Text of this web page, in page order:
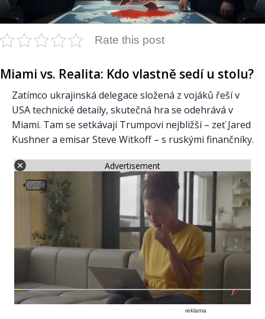
Rate this post
Miami vs. Realita: Kdo vlastně sedí u stolu?
Zatímco ukrajinská delegace složená z vojáků řeší v
USA technické detaily, skutečná hra se odehrává v
Miami. Tam se setkávají Trumpovi nejbližší – zeť Jared
Kushner a emisar Steve Witkoff – s ruskými finančníky.
Advertisement
reklama